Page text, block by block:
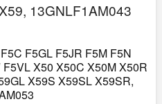
13GNLF1AM043
F5C F5GL F5JR F5M F5N
X50 X50C X50M X50R
X59S X59SL X59SR,